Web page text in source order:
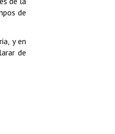
de
y en
de